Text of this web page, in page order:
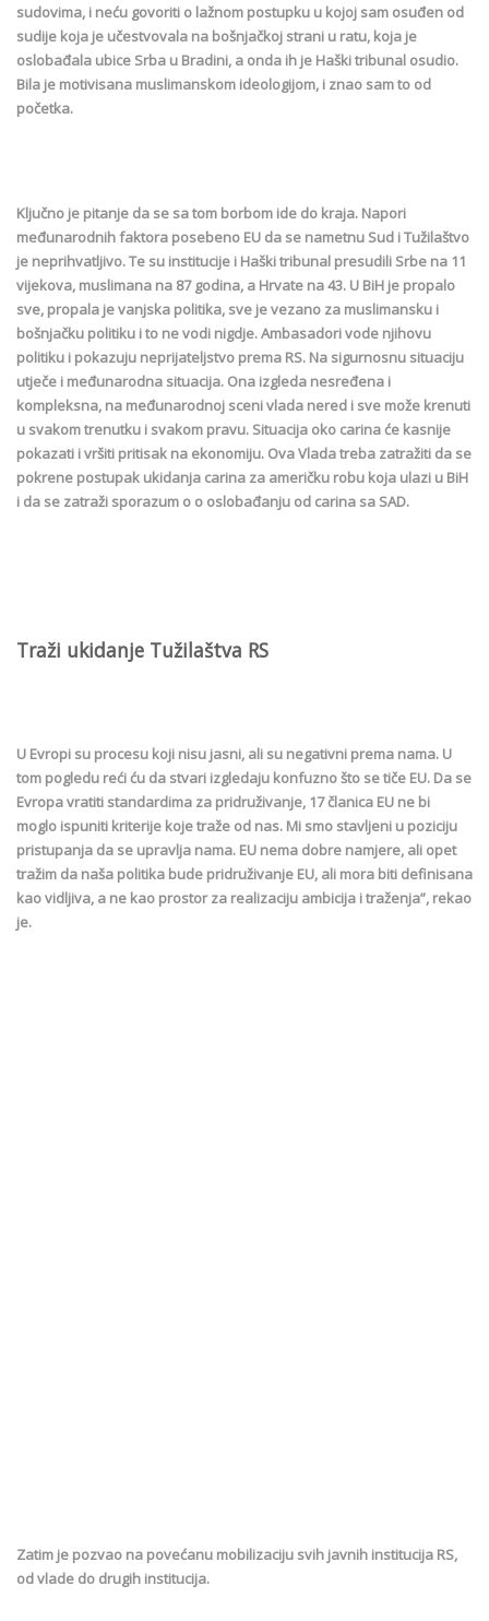
sudovima, i neću govoriti o lažnom postupku u kojoj sam osuđen od
sudije koja je učestvovala na bošnjačkoj strani u ratu, koja je
oslobađala ubice Srba u Bradini, a onda ih je Haški tribunal osudio.
Bila je motivisana muslimanskom ideologijom, i znao sam to od
početka.
Ključno je pitanje da se sa tom borbom ide do kraja. Napori
međunarodnih faktora posebeno EU da se nametnu Sud i Tužilaštvo
je neprihvatljivo. Te su institucije i Haški tribunal presudili Srbe na 11
vijekova, muslimana na 87 godina, a Hrvate na 43. U BiH je propalo
sve, propala je vanjska politika, sve je vezano za muslimansku i
bošnjačku politiku i to ne vodi nigdje. Ambasadori vode njihovu
politiku i pokazuju neprijateljstvo prema RS. Na sigurnosnu situaciju
utječe i međunarodna situacija. Ona izgleda nesređena i
kompleksna, na međunarodnoj sceni vlada nered i sve može krenuti
u svakom trenutku i svakom pravu. Situacija oko carina će kasnije
pokazati i vršiti pritisak na ekonomiju. Ova Vlada treba zatražiti da se
pokrene postupak ukidanja carina za američku robu koja ulazi u BiH
i da se zatraži sporazum o o oslobađanju od carina sa SAD.
Traži ukidanje Tužilaštva RS
U Evropi su procesu koji nisu jasni, ali su negativni prema nama. U
tom pogledu reći ću da stvari izgledaju konfuzno što se tiče EU. Da se
Evropa vratiti standardima za pridruživanje, 17 članica EU ne bi
moglo ispuniti kriterije koje traže od nas. Mi smo stavljeni u poziciju
pristupanja da se upravlja nama. EU nema dobre namjere, ali opet
tražim da naša politika bude pridruživanje EU, ali mora biti definisana
kao vidljiva, a ne kao prostor za realizaciju ambicija i traženja”, rekao
je.
Zatim je pozvao na povećanu mobilizaciju svih javnih institucija RS,
od vlade do drugih institucija.